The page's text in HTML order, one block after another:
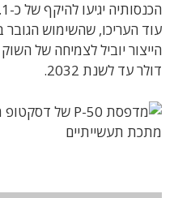
עוד העריכו, שהשימוש
דולר עד לשנת 2032.